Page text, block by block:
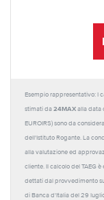
Esempio rappresentativo: I
stimati da 24MAX alla data
EUROIRS) sono da
dell'Istituto Rogante. La
alla valutazione ed
cliente. Il calcolo del TAEG
dettati dal provvedimento
di Banca d'Italia del 29